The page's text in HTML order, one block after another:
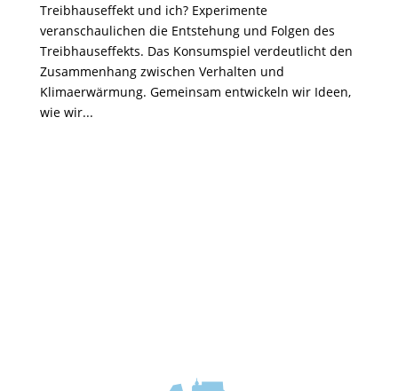
Treibhauseffekt und ich? Experimente
veranschaulichen die Entstehung und Folgen des
Treibhauseffekts. Das Konsumspiel verdeutlicht den
Zusammenhang zwischen Verhalten und
Klimaerwärmung. Gemeinsam entwickeln wir Ideen,
wie wir...